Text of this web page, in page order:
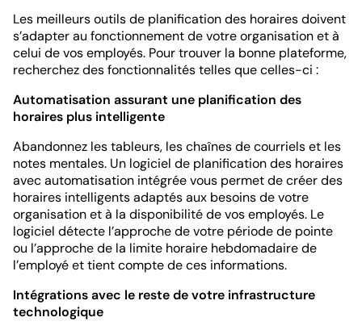
Les meilleurs outils de planification des horaires doivent
s’adapter au fonctionnement de votre organisation et à
celui de vos employés. Pour trouver la bonne plateforme,
recherchez des fonctionnalités telles que celles-ci :
Automatisation assurant une planification des
horaires plus intelligente
Abandonnez les tableurs, les chaînes de courriels et les
notes mentales. Un logiciel de planification des horaires
avec automatisation intégrée vous permet de créer des
horaires intelligents adaptés aux besoins de votre
organisation et à la disponibilité de vos employés. Le
logiciel détecte l’approche de votre période de pointe
ou l’approche de la limite horaire hebdomadaire de
l’employé et tient compte de ces informations.
Intégrations avec le reste de votre infrastructure
technologique